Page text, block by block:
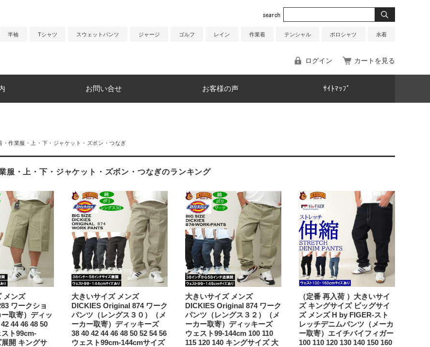
半袖 Tシャツ スウェットパンツ ジャージ ゴルフ レイン 作業着 テンシャル ポロシャツ 水着
ログイン カートを見る
お問い合せ お客様の声 ｻｲﾄﾏｯﾌﾟ
・作業服・上・下・ジャケット・ズボン・つなぎ
服・上・下・ジャケット・ズボン・つなぎのランキング
メンズ
ワークショ
取寄）ディッ
44 46 48 50
スト99cm-
開 キングサ
大きいサイズ メンズ
DICKIES Original 874 ワーク
パンツ（レングス３０）（メ
ーカー取寄）ディッキーズ
38 40 42 44 46 48 50 52 54 56
ウェスト99cm-144cmサイズ
大きいサイズ メンズ
DICKIES Original 874 ワーク
パンツ（レングス３２）（メ
ーカー取寄）ディッキーズ
ウェスト99-144cm 100 110
115 120 140 キングサイズ 大
（定番 再入荷 ）大きいサイ
ズ キングサイズ ビッグサイ
ズ メンズ H by FIGER-スト
レッチデニムパンツ（メーカ
ー取寄）エイチバイフィガー
100 110 120 130 140 150 160